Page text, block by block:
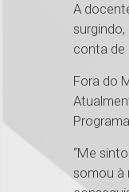
A
conta de
Fora do
“Me
somou à